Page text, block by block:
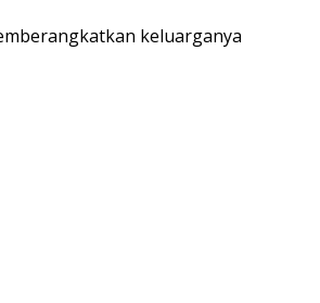
keluarganya